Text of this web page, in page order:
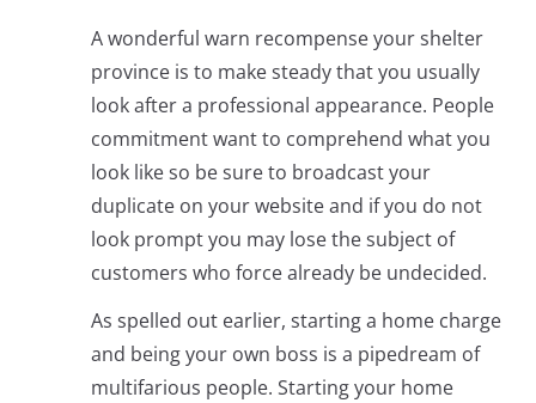
A wonderful warn recompense your shelter
province is to make steady that you usually
look after a professional appearance. People
commitment want to comprehend what you
look like so be sure to broadcast your
duplicate on your website and if you do not
look prompt you may lose the subject of
customers who force already be undecided.
As spelled out earlier, starting a home charge
and being your own boss is a pipedream of
multifarious people. Starting your home